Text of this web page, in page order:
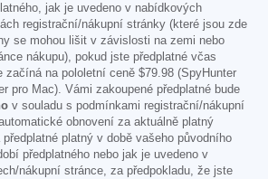
jak je uvedeno v nabídkových
registrační/nákupní stránky (které jsou zde
se mohou lišit v závislosti na zemi nebo
nákupu), pokud jste předplatné včas
začíná na pololetní ceně $79.98 (SpyHunter
pro Mac). Vámi zakoupené předplatné bude
v souladu s podmínkami registrační/nákupní
obnovení za aktuálně platný
platný v době vašeho původního
předplatného nebo jak je uvedeno v
nákupní stránce, za předpokladu, že jste